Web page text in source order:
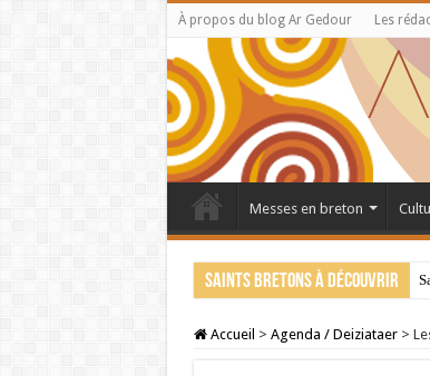
À propos du blog Ar Gedour Les
Messes en breton
Saints bretons à découvrir
Accueil > Agenda / Deiziataer >